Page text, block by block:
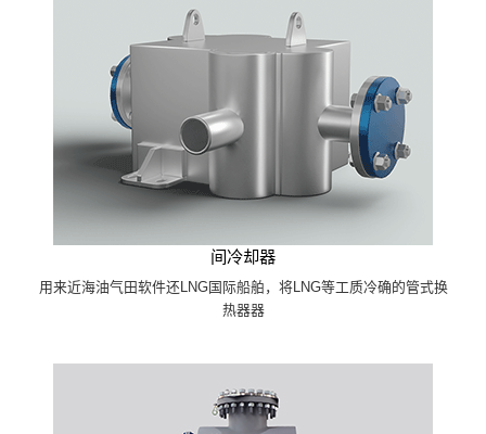
间冷却器
用来近海油气田软件还LNG国际船舶，将LNG等工质冷确的管式换
热器器